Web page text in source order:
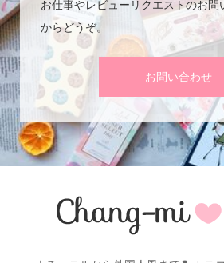
お仕事やレビューリクエストのお問
からどうぞ。
お問い合わせ